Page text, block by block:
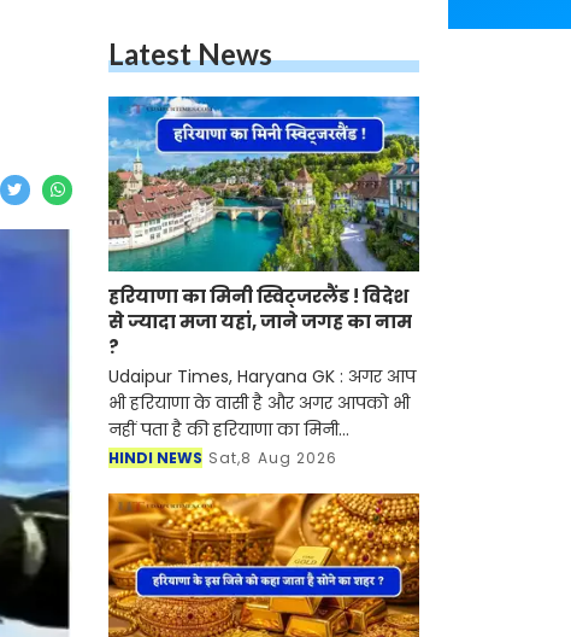
Latest News
हरियाणा का मिनी स्विट्जरलैंड ! विदेश
से ज्यादा मजा यहां, जाने जगह का नाम
?
Udaipur Times, Haryana GK : अगर आप
भी हरियाणा के वासी है और अगर आपको भी
नहीं पता है की हरियाणा का मिनी
स्विट्जरलैंड किसे कहा जाता है। तो चलिए
स्विट्जरलैंड कहा आता
HINDI NEWS Sat,8 Aug 2026